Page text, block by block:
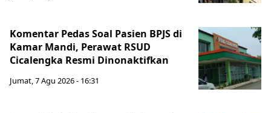
Komentar Pedas Soal Pasien BPJS di
Kamar Mandi, Perawat RSUD
Cicalengka Resmi Dinonaktifkan
Jumat, 7 Agu 2026 - 16:31